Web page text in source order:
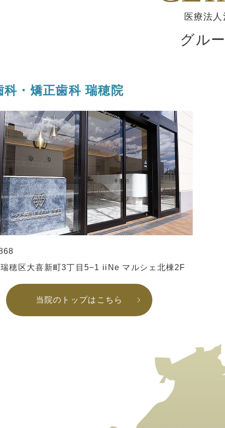
医療法人
グル
科・矯正歯科瑞穂院
穂区大喜新町3丁目5−1 iiNe マルシェ北棟2F
当院のトップはこちら